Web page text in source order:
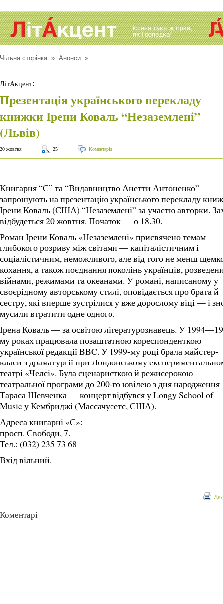
Чільна сторінка» Анонси »
ЛітАкцент:
Презентація українського перекладу
книжки Ірени Коваль “Незаземлені”
(Львів)
20 жовтня 25 Коментарів
Книгарня “Є” та “Видавництво Анетти Антоненко”
запрошують на презентацію українського перекладу
Ірени Коваль (США) “Незаземлені” за участю авторки.
відбудеться 20 жовтня. Початок — о 18.30.
Роман Ірени Коваль «Незаземлені» присвячено темам
глибокого розриву між світами — капіталістичним і
соціалістичним, неможливого, але від того не менш
кохання, а також поєднання поколінь українців,
війнами, режимами та океанами. У романі, написаному у
своєрідному авторському стилі, оповідається про брата й
сестру, які вперше зустрілися у вже дорослому віці — і
мусили втратити одне одного.
Ірена Коваль — за освітою літературознавець. У
му роках працювала позаштатною кореспонденткою
української редакції BBC. У 1999-му році брала майстер-
класи з драматургії при Лондонському
театрі «Челсі». Була сценаристкою й режисерокою
театральної програми до 200-го ювілею з дня народження
Тараса Шевченка — концерт відбувся у Longy School of
Music у Кембриджі (Массачусетс, США).
Адреса книгарні «Є»:
просп. Свободи, 7.
Тел.: (032) 235 73 68
Вхід вільний.
Коментарі